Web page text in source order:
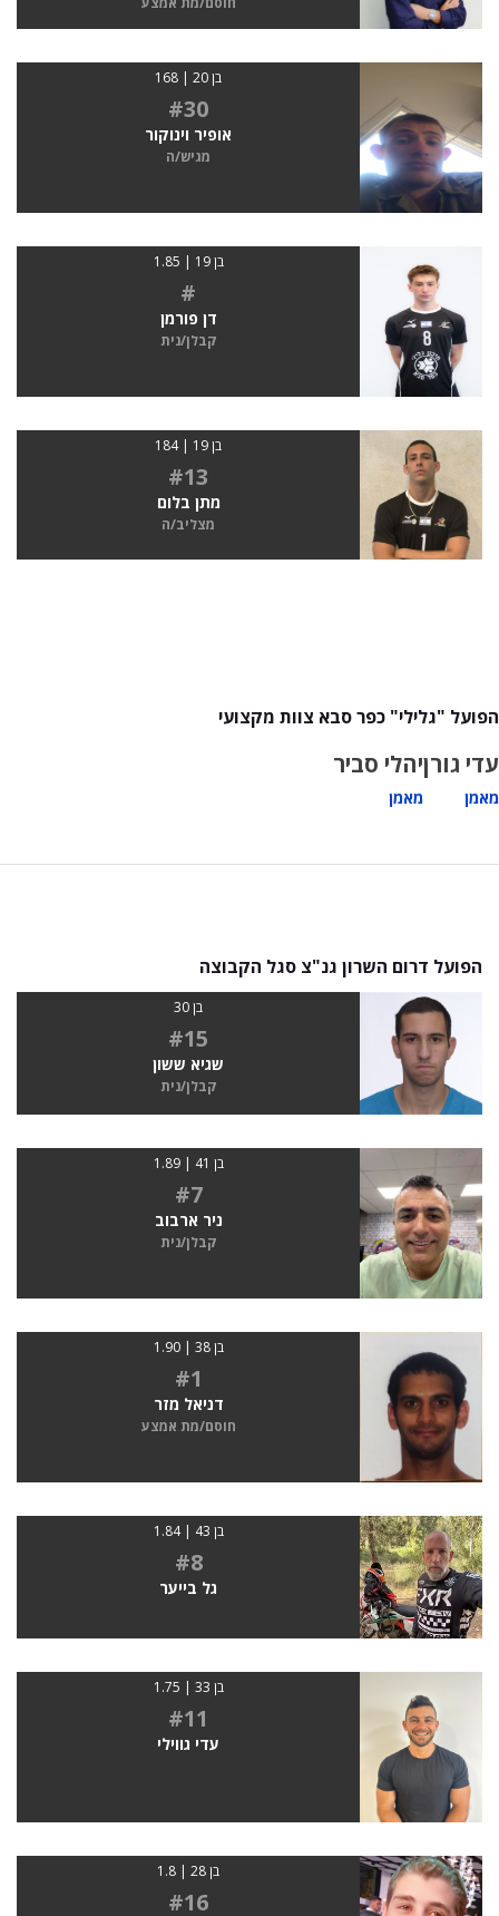
בן 20 | 168
#30
אופיר וינוקור
מגיש/ה
בן 19 | 1.85
#
דן פורמן
קבלן/נית
בן 19 | 184
#13
מתן בלום
מצליב/ה
הפועל "גלילי" כפר סבא צוות מקצועי
עדי גורן
מאמן
יהלי סביר
מאמן
הפועל דרום השרון גנ"צ סגל הקבוצה
בן 30
#15
שגיא ששון
קבלן/נית
בן 41 | 1.89
#7
ניר ארבוב
קבלן/נית
בן 38 | 1.90
#1
דניאל מזר
חוסם/מת אמצע
בן 43 | 1.84
#8
גל בייער
בן 33 | 1.75
#11
עדי גווילי
בן 28 | 1.8
#16